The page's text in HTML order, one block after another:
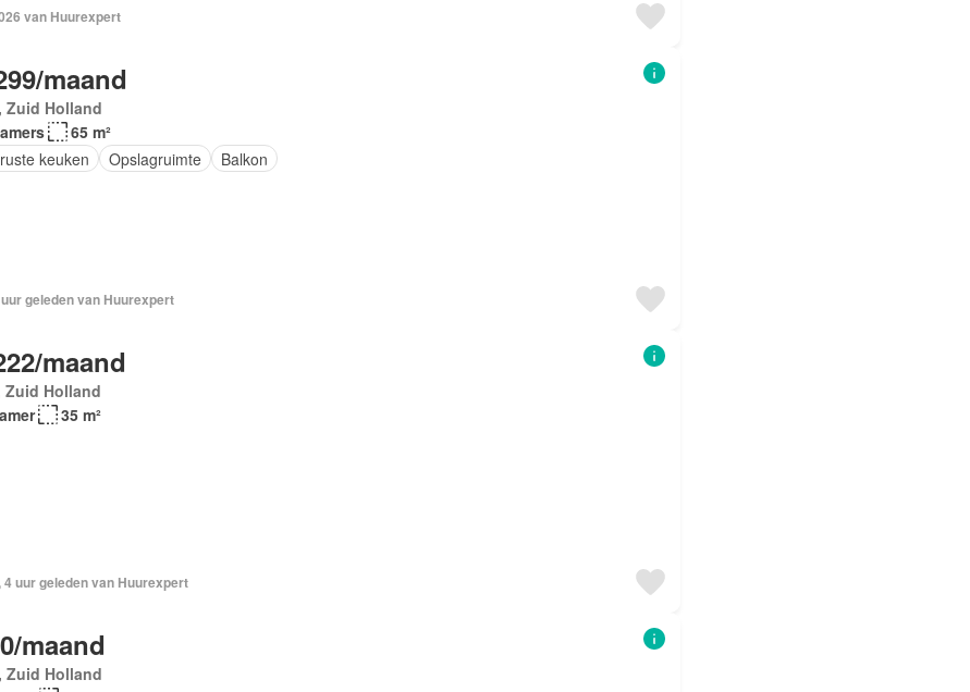
van Huurexpert
maand
Zuid Holland
65 m²
keuken
Opslagruimte Balkon
uur geleden van Huurexpert
maand
Zuid Holland
35 m²
4 uur geleden van Huurexpert
maand
Zuid Holland